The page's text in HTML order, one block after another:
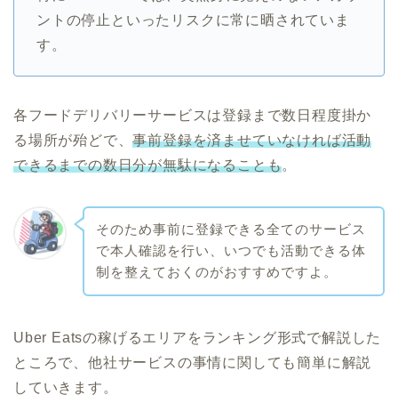
ントの停止といったリスクに常に晒されていま
す。
各フードデリバリーサービスは登録まで数日程度掛か
る場所が殆どで、事前登録を済ませていなければ活動
できるまでの数日分が無駄になることも。
そのため事前に登録できる全てのサービス
で本人確認を行い、いつでも活動できる体
制を整えておくのがおすすめですよ。
Uber Eatsの稼げるエリアをランキング形式で解説した
ところで、他社サービスの事情に関しても簡単に解説
していきます。